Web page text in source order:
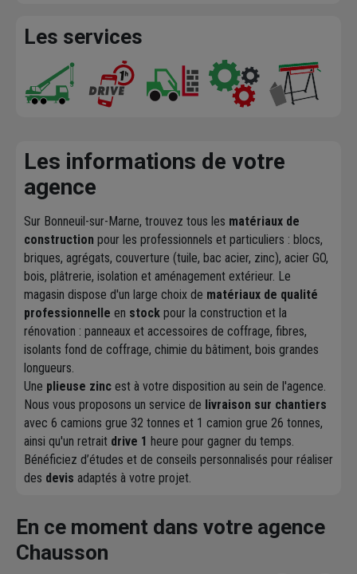
Les services
Les informations de votre
agence
Sur Bonneuil-sur-Marne, trouvez tous les matériaux de
construction pour les professionnels et particuliers : blocs,
briques, agrégats, couverture (tuile, bac acier, zinc), acier GO,
bois, plâtrerie, isolation et aménagement extérieur. Le
magasin dispose d'un large choix de matériaux de qualité
professionnelle en stock pour la construction et la
rénovation : panneaux et accessoires de coffrage, fibres,
isolants fond de coffrage, chimie du bâtiment, bois grandes
longueurs.
Une plieuse zinc est à votre disposition au sein de l'agence.
Nous vous proposons un service de livraison sur chantiers
avec 6 camions grue 32 tonnes et 1 camion grue 26 tonnes,
ainsi qu'un retrait drive 1 heure pour gagner du temps.
Bénéficiez d’études et de conseils personnalisés pour réaliser
des devis adaptés à votre projet.
En ce moment dans votre agence
Chausson